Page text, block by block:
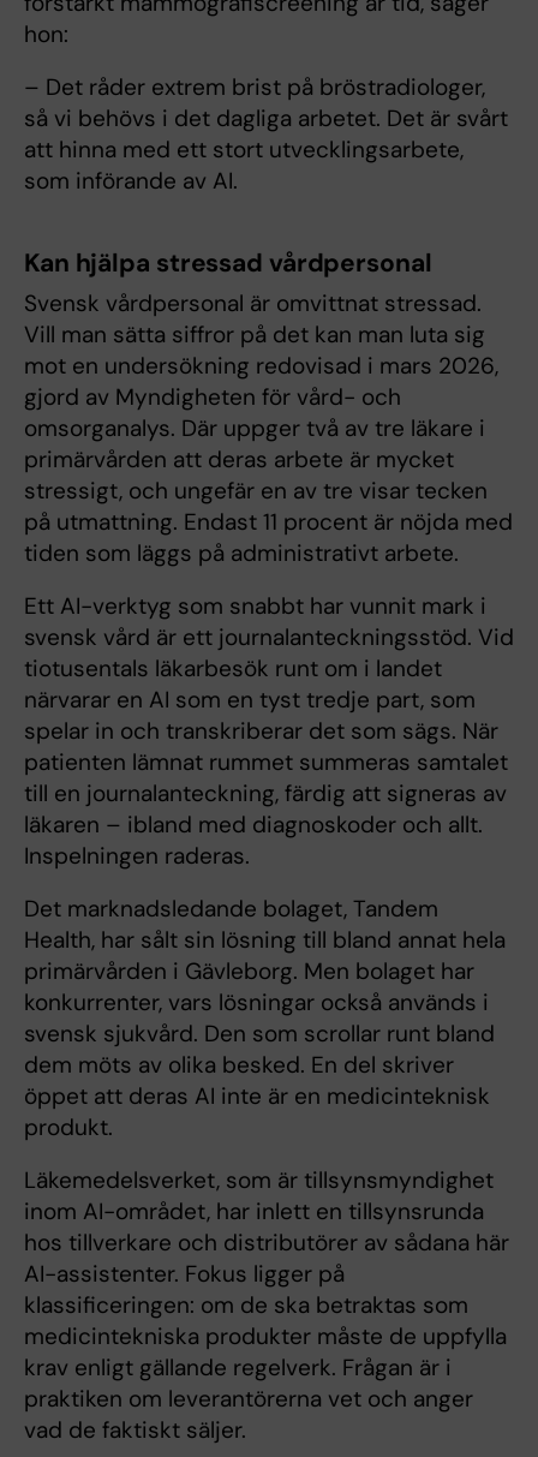
hon:
– Det råder extrem brist på bröstradiologer,
så vi behövs i det dagliga arbetet. Det är svårt
att hinna med ett stort utvecklingsarbete,
som införande av AI.
Kan hjälpa stressad vårdpersonal
Svensk vårdpersonal är omvittnat stressad.
Vill man sätta siffror på det kan man luta sig
mot en undersökning redovisad i mars 2026,
gjord av Myndigheten för vård- och
omsorganalys. Där uppger två av tre läkare i
primärvården att deras arbete är mycket
stressigt, och ungefär en av tre visar tecken
på utmattning. Endast 11 procent är nöjda med
tiden som läggs på administrativt arbete.
Ett AI-verktyg som snabbt har vunnit mark i
svensk vård är ett journalanteckningsstöd. Vid
tiotusentals läkarbesök runt om i landet
närvarar en AI som en tyst tredje part, som
spelar in och transkriberar det som sägs. När
patienten lämnat rummet summeras samtalet
till en journalanteckning, färdig att signeras av
läkaren – ibland med diagnoskoder och allt.
Inspelningen raderas.
Det marknadsledande bolaget, Tandem
Health, har sålt sin lösning till bland annat hela
primärvården i Gävleborg. Men bolaget har
konkurrenter, vars lösningar också används i
svensk sjukvård. Den som scrollar runt bland
dem möts av olika besked. En del skriver
öppet att deras AI inte är en medicinteknisk
produkt.
Läkemedelsverket, som är tillsynsmyndighet
inom AI-området, har inlett en tillsynsrunda
hos tillverkare och distributörer av sådana här
AI-assistenter. Fokus ligger på
klassificeringen: om de ska betraktas som
medicintekniska produkter måste de uppfylla
krav enligt gällande regelverk. Frågan är i
praktiken om leverantörerna vet och anger
vad de faktiskt säljer.